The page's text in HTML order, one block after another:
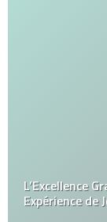
L’Excellence
Expérience de